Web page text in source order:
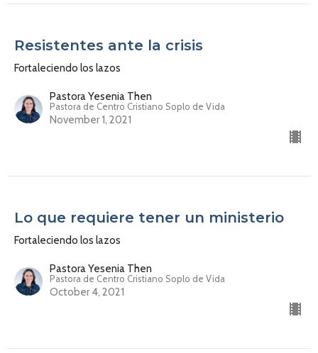
Resistentes ante la crisis
Fortaleciendo los lazos
Pastora Yesenia Then
Pastora de Centro Cristiano Soplo de Vida
November 1, 2021
Lo que requiere tener un ministerio
Fortaleciendo los lazos
Pastora Yesenia Then
Pastora de Centro Cristiano Soplo de Vida
October 4, 2021